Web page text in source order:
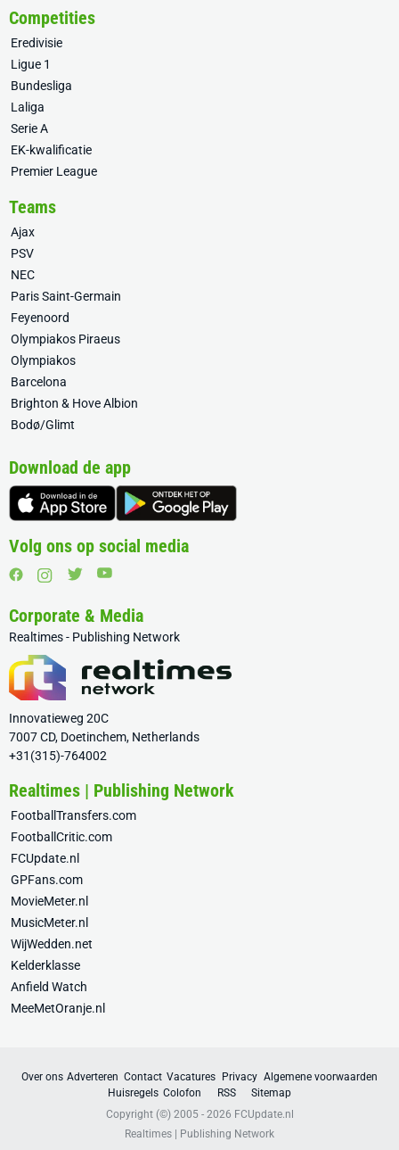
Competities
Eredivisie
Ligue 1
Bundesliga
Laliga
Serie A
EK-kwalificatie
Premier League
Teams
Ajax
PSV
NEC
Paris Saint-Germain
Feyenoord
Olympiakos Piraeus
Olympiakos
Barcelona
Brighton & Hove Albion
Bodø/Glimt
Download de app
Volg ons op social media
Corporate & Media
Realtimes - Publishing Network
Innovatieweg 20C
7007 CD, Doetinchem, Netherlands
+31(315)-764002
Realtimes | Publishing Network
FootballTransfers.com
FootballCritic.com
FCUpdate.nl
GPFans.com
MovieMeter.nl
MusicMeter.nl
WijWedden.net
Kelderklasse
Anfield Watch
MeeMetOranje.nl
Over ons Adverteren Contact Vacatures Privacy Algemene voorwaarden
Huisregels Colofon RSS
Sitemap
Copyright (©) 2005 - 2026 FCUpdate.nl
Realtimes | Publishing Network